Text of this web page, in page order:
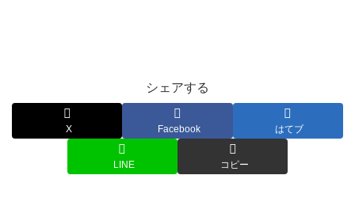
シェアする
X Facebook はてブ
LINE コピー